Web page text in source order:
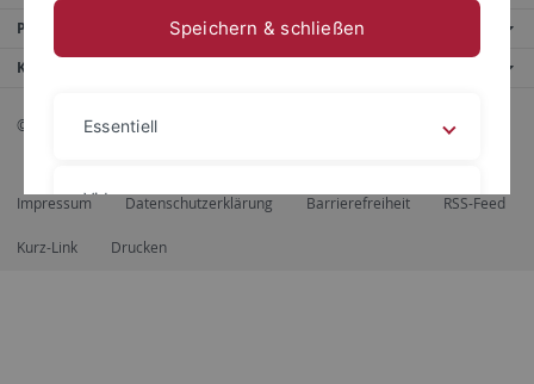
Portale
Kontaktinfo
© 2026 Eberhard Karls Universität Tübingen, Tübingen
Impressum Datenschutzerklärung Barrierefreiheit RSS-Feed
Kurz-Link Drucken
Speichern & schließen
Essentiell
Videos